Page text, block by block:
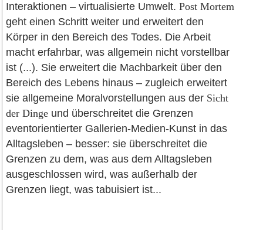
Interaktionen – virtualisierte Umwelt. Post Mortem
geht einen Schritt weiter und erweitert den
Körper in den Bereich des Todes. Die Arbeit
macht erfahrbar, was allgemein nicht vorstellbar
ist (...). Sie erweitert die Machbarkeit über den
Bereich des Lebens hinaus – zugleich erweitert
sie allgemeine Moralvorstellungen aus der Sicht
der Dinge und überschreitet die Grenzen
eventorientierter Gallerien-Medien-Kunst in das
Alltagsleben – besser: sie überschreitet die
Grenzen zu dem, was aus dem Alltagsleben
ausgeschlossen wird, was außerhalb der
Grenzen liegt, was tabuisiert ist...